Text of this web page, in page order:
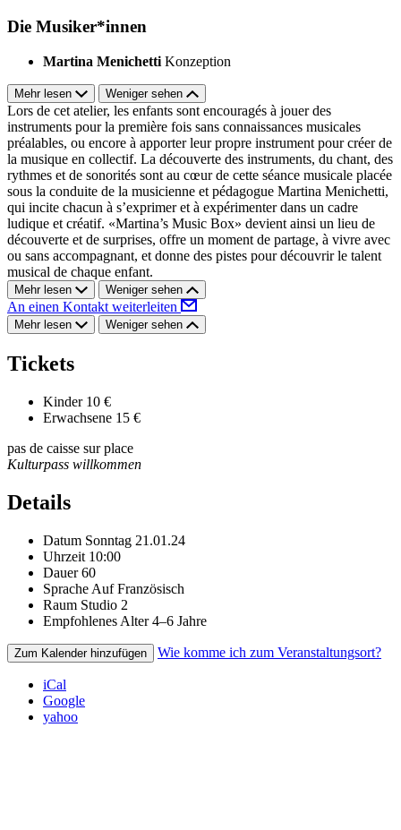
Die Musiker*innen
Martina Menichetti Konzeption
Mehr lesen Weniger sehen
Lors de cet atelier, les enfants sont encouragés à jouer des
instruments pour la première fois sans connaissances musicales
préalables, ou encore à apporter leur propre instrument pour créer de
la musique en collectif. La découverte des instruments, du chant, des
rythmes et de sonorités sont au cœur de cette séance musicale placée
sous la conduite de la musicienne et pédagogue Martina Menichetti,
qui incite chacun à s’exprimer et à expérimenter dans un cadre
ludique et créatif. «Martina’s Music Box» devient ainsi un lieu de
découverte et de surprises, offre un moment de partage, à vivre avec
ou sans accompagnant, et donne des pistes pour découvrir le talent
musical de chaque enfant.
Mehr lesen Weniger sehen
An einen Kontakt weiterleiten
Mehr lesen Weniger sehen
Tickets
Kinder 10 €
Erwachsene 15 €
pas de caisse sur place
Kulturpass willkommen
Details
Datum Sonntag 21.01.24
Uhrzeit 10:00
Dauer 60
Sprache Auf Französisch
Raum Studio 2
Empfohlenes Alter 4–6 Jahre
Zum Kalender hinzufügen Wie komme ich zum Veranstaltungsort?
iCal
Google
yahoo